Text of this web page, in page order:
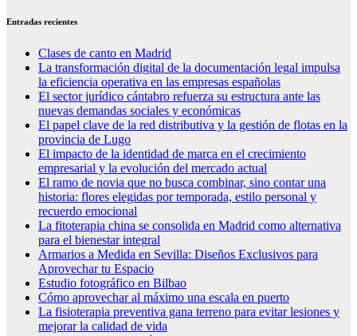
Entradas recientes
Clases de canto en Madrid
La transformación digital de la documentación legal impulsa
la eficiencia operativa en las empresas españolas
El sector jurídico cántabro refuerza su estructura ante las
nuevas demandas sociales y económicas
El papel clave de la red distributiva y la gestión de flotas en la
provincia de Lugo
El impacto de la identidad de marca en el crecimiento
empresarial y la evolución del mercado actual
El ramo de novia que no busca combinar, sino contar una
historia: flores elegidas por temporada, estilo personal y
recuerdo emocional
La fitoterapia china se consolida en Madrid como alternativa
para el bienestar integral
Armarios a Medida en Sevilla: Diseños Exclusivos para
Aprovechar tu Espacio
Estudio fotográfico en Bilbao
Cómo aprovechar al máximo una escala en puerto
La fisioterapia preventiva gana terreno para evitar lesiones y
mejorar la calidad de vida